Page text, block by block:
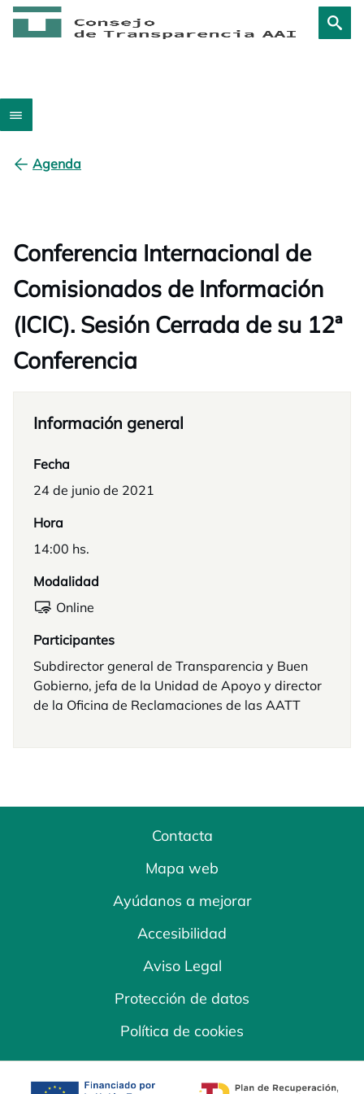
Agenda
Conferencia Internacional de
Comisionados de Información
(ICIC). Sesión Cerrada de su 12ª
Conferencia
Información general
Fecha
24 de junio de 2021
Hora
14:00 hs.
Modalidad
Online
Participantes
Subdirector general de Transparencia y Buen
Gobierno, jefa de la Unidad de Apoyo y director
de la Oficina de Reclamaciones de las AATT
Contacta
Mapa web
Ayúdanos a mejorar
Accesibilidad
Aviso Legal
Protección de datos
Política de cookies
se abre en una pestaña nuevase abre en una